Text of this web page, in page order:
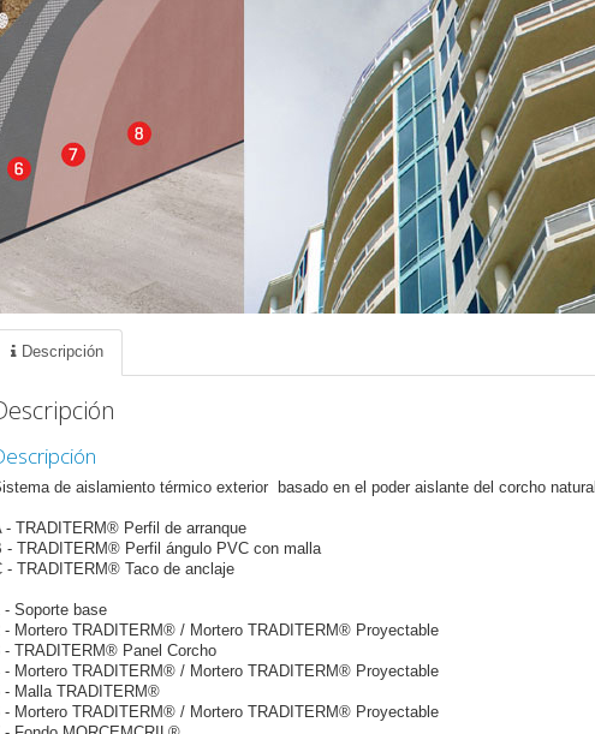
Descripción
de aislamiento térmico exterior basado en el poder aislante del corcho natural.
- TRADITERM® Perfil de arranque
- TRADITERM® Perfil ángulo PVC con malla
- TRADITERM® Taco de anclaje
- Soporte base
- Mortero TRADITERM® / Mortero TRADITERM® Proyectable
- TRADITERM® Panel Corcho
- Mortero TRADITERM® / Mortero TRADITERM® Proyectable
- Malla TRADITERM®
- Mortero TRADITERM® / Mortero TRADITERM® Proyectable